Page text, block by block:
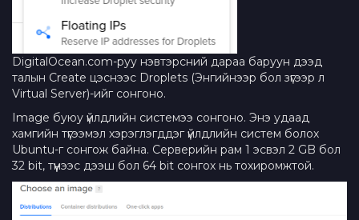
DigitalOcean.com-руу нэвтэрсний дараа баруун дээд
талын Create цэснээс Droplets (Энгийнээр бол зүгээр л
Virtual Server)-ийг сонгоно.
Image буюу үйлдлийн системээ сонгоно. Энэ удаад
хамгийн түгээмэл хэрэглэгддэг үйлдлийн систем болох
Ubuntu-г сонгож байна. Серверийн рам 1 эсвэл 2 GB бол
32 bit, түүнээс дээш бол 64 bit сонгох нь тохиромжтой.